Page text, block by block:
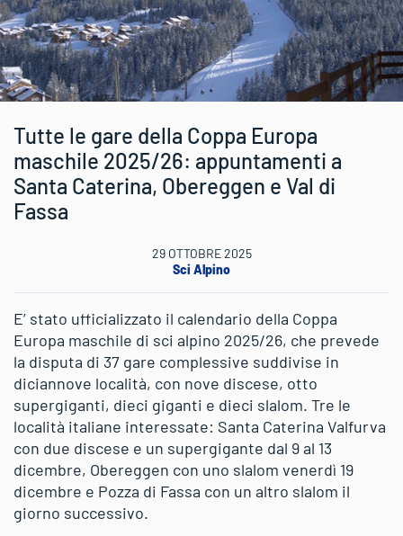
Tutte le gare della Coppa Europa
maschile 2025/26: appuntamenti a
Santa Caterina, Obereggen e Val di
Fassa
29 OTTOBRE 2025
Sci Alpino
E’ stato ufficializzato il calendario della Coppa
Europa maschile di sci alpino 2025/26, che prevede
la disputa di 37 gare complessive suddivise in
diciannove località, con nove discese, otto
supergiganti, dieci giganti e dieci slalom. Tre le
località italiane interessate: Santa Caterina Valfurva
con due discese e un supergigante dal 9 al 13
dicembre, Obereggen con uno slalom venerdì 19
dicembre e Pozza di Fassa con un altro slalom il
giorno successivo.